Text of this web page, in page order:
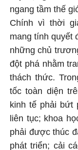
ngang tầm thế
Chính vì thời
mang tính quyết
những chủ
đột phá nhằm
thách thức.
tốc toàn diện
kinh tế phải bứt
liên tục; khoa
phải được thúc
phát triển; cải